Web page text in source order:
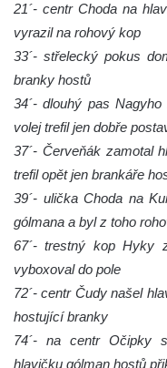
21´- centr Choda na
vyrazil na rohový kop
33´- střelecký pokus
branky hostů
34´- dlouhý pas
volej trefil jen dobře
37´- Červeňák zamotal
trefil opět jen brankáře
39´- ulička Choda na
gólmana a byl z toho
67´- trestný kop Hyky
vyboxoval do pole
72´- centr Čudy našel
hostující branky
74´- na centr Očipky
hlavičku gólman hostů